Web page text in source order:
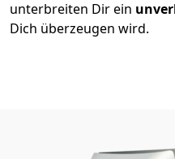
unterbreiten Dir ein
Dich überzeugen wird.